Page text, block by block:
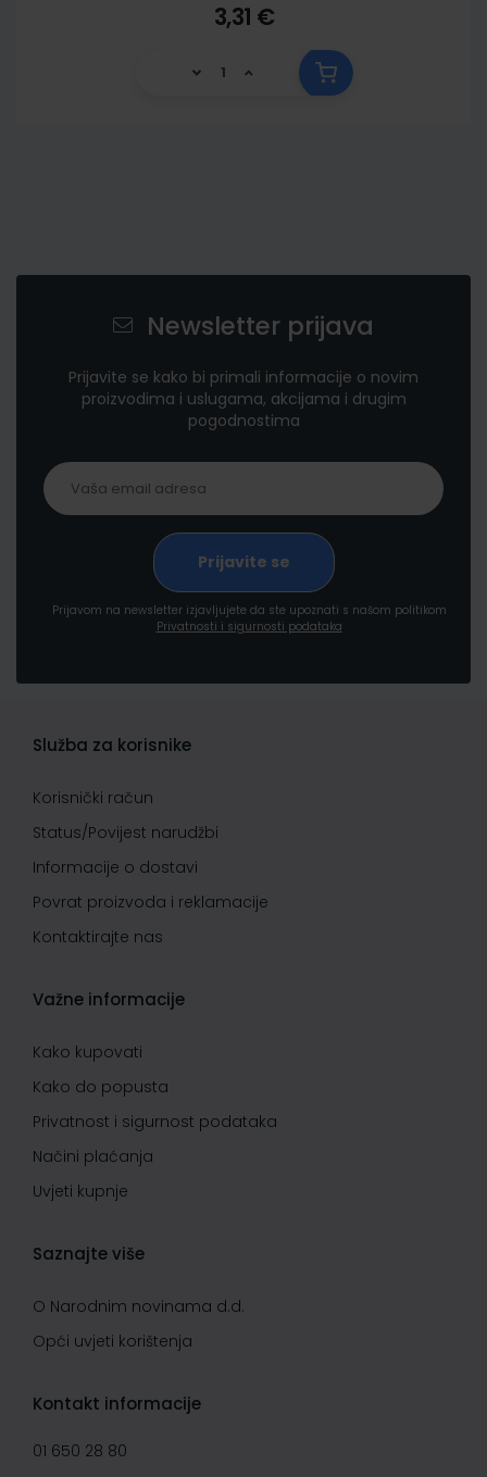
3,31 €
Newsletter prijava
Prijavite se kako bi primali informacije o novim
proizvodima i uslugama, akcijama i drugim
pogodnostima
Prijavom na newsletter izjavljujete da ste upoznati s našom politikom
Privatnosti i sigurnosti podataka
Služba za korisnike
Korisnički račun
Status/Povijest narudžbi
Informacije o dostavi
Povrat proizvoda i reklamacije
Kontaktirajte nas
Važne informacije
Kako kupovati
Kako do popusta
Privatnost i sigurnost podataka
Načini plaćanja
Uvjeti kupnje
Saznajte više
O Narodnim novinama d.d.
Opći uvjeti korištenja
Kontakt informacije
01 650 28 80